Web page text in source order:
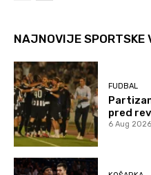
NAJNOVIJE SPORTSKE
FUDBAL
pred
6 Aug